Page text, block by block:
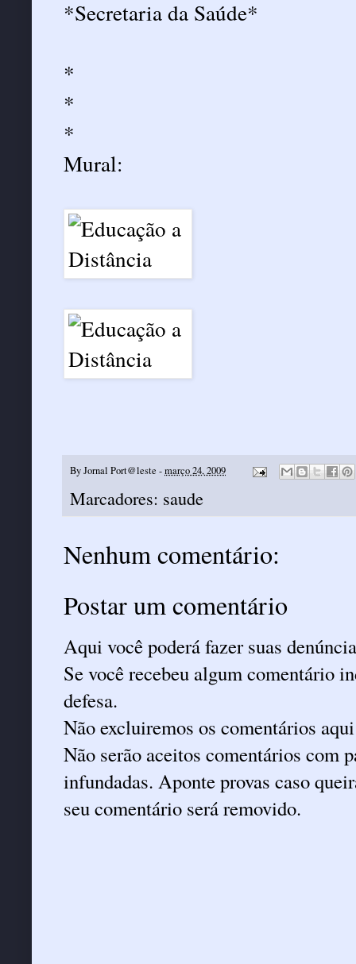
*Secretaria da Saúde*
*
*
*
Mural:
ByJornal Port@leste -março 24, 2009
Marcadores: saude
Nenhum comentário:
Postar um comentário
Aqui você poderá fazer suas
Se você recebeu algum comentário
defesa.
Não excluiremos os comentários
Não serão aceitos comentários com
infundadas. Aponte provas caso
seu comentário será removido.